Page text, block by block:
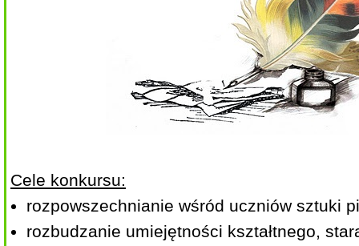
Cele konkursu:
rozpowszechnianie wśród uczniów sztuki
rozbudzanie umiejętności kształtnego,